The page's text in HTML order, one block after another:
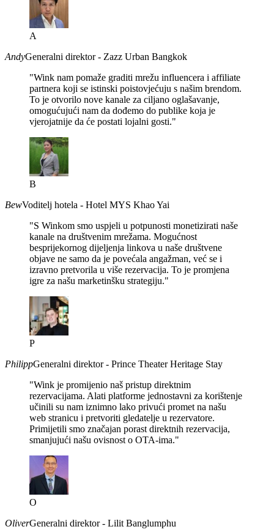
A
AndyGeneralni direktor - Zazz Urban Bangkok
"Wink nam pomaže graditi mrežu influencera i affiliate
partnera koji se istinski poistovjećuju s našim brendom.
To je otvorilo nove kanale za ciljano oglašavanje,
omogućujući nam da dođemo do publike koja je
vjerojatnije da će postati lojalni gosti."
B
BewVoditelj hotela - Hotel MYS Khao Yai
"S Winkom smo uspjeli u potpunosti monetizirati naše
kanale na društvenim mrežama. Mogućnost
besprijekornog dijeljenja linkova u naše društvene
objave ne samo da je povećala angažman, već se i
izravno pretvorila u više rezervacija. To je promjena
igre za našu marketinšku strategiju."
P
PhilippGeneralni direktor - Prince Theater Heritage Stay
"Wink je promijenio naš pristup direktnim
rezervacijama. Alati platforme jednostavni za korištenje
učinili su nam iznimno lako privući promet na našu
web stranicu i pretvoriti gledatelje u rezervatore.
Primijetili smo značajan porast direktnih rezervacija,
smanjujući našu ovisnost o OTA-ima."
O
OliverGeneralni direktor - Lilit Banglumphu